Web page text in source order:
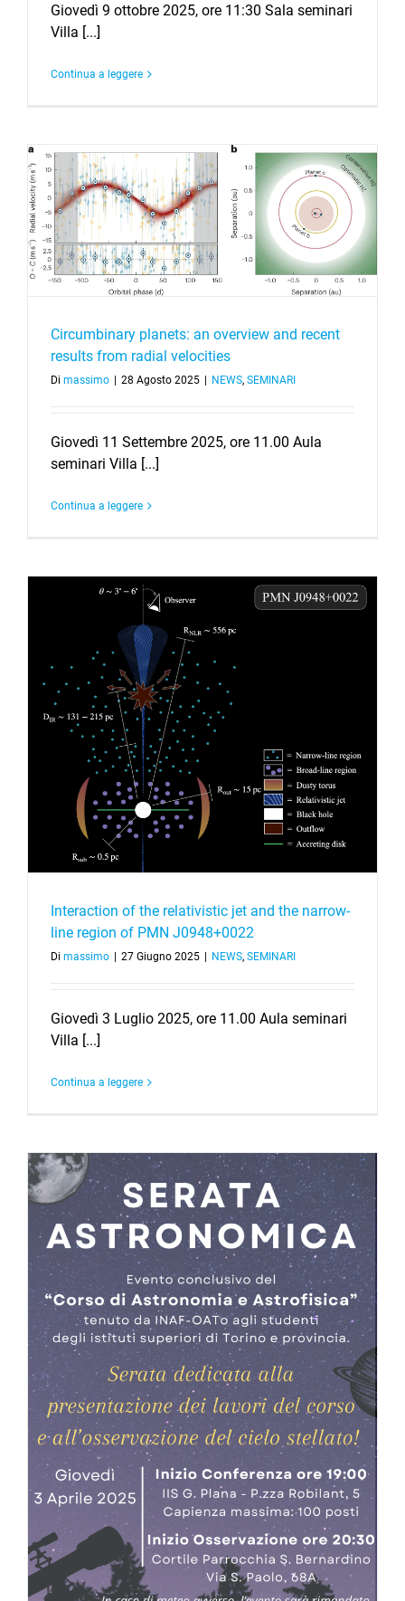
Giovedì 9 ottobre 2025, ore 11:30 Sala seminari
Villa [...]
Continua a leggere
Circumbinary planets: an overview and recent
results from radial velocities
Di massimo 28 Agosto 2025 NEWS, SEMINARI
Giovedì 11 Settembre 2025, ore 11.00 Aula
seminari Villa [...]
Continua a leggere
Interaction of the relativistic jet and the narrow-
line region of PMN J0948+0022
Di massimo 27 Giugno 2025 NEWS, SEMINARI
Giovedì 3 Luglio 2025, ore 11.00 Aula seminari
Villa [...]
Continua a leggere